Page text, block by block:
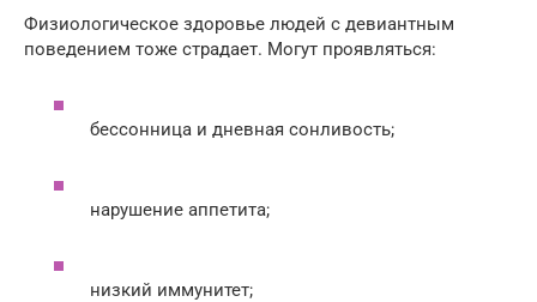
Физиологическое здоровье людей с девиантным
поведением тоже страдает. Могут проявляться:
бессонница и дневная сонливость;
нарушение аппетита;
низкий иммунитет;